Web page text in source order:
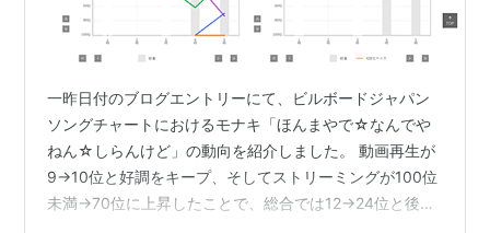
一昨日付のブログエントリーにて、ビルボードジャパン
ソングチャートにおけるモナキ「ほんまやで☆なんでや
ねん☆しらんけど」の動向を紹介しました。 動画再生が
9→10位と好調をキープ、そしてストリーミングが100位
未満→70位に上昇したことで、総合では12→24位と後退